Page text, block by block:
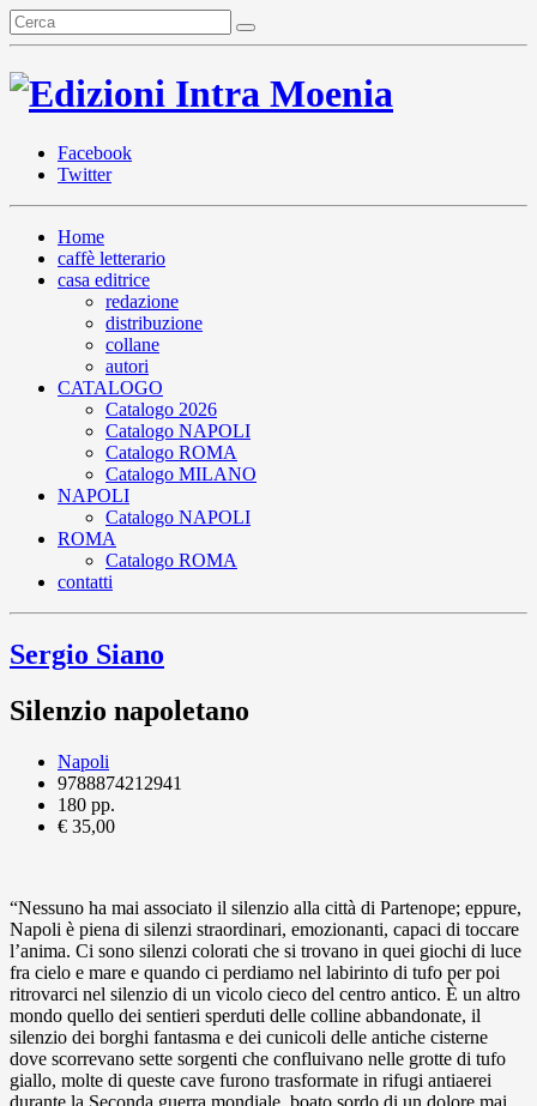
Facebook
Twitter
Home
caffè letterario
casa editrice
redazione
distribuzione
collane
autori
CATALOGO
Catalogo 2026
Catalogo NAPOLI
Catalogo ROMA
Catalogo MILANO
NAPOLI
Catalogo NAPOLI
ROMA
Catalogo ROMA
contatti
Sergio Siano
Silenzio napoletano
Napoli
9788874212941
180 pp.
€ 35,00
“Nessuno ha mai associato il silenzio alla città di Partenope; eppure,
Napoli è piena di silenzi straordinari, emozionanti, capaci di toccare
l’anima. Ci sono silenzi colorati che si trovano in quei giochi di luce
fra cielo e mare e quando ci perdiamo nel labirinto di tufo per poi
ritrovarci nel silenzio di un vicolo cieco del centro antico. È un altro
mondo quello dei sentieri sperduti delle colline abbandonate, il
silenzio dei borghi fantasma e dei cunicoli delle antiche cisterne
dove scorrevano sette sorgenti che confluivano nelle grotte di tufo
giallo, molte di queste cave furono trasformate in rifugi antiaerei
durante la Seconda guerra mondiale, boato sordo di un dolore mai